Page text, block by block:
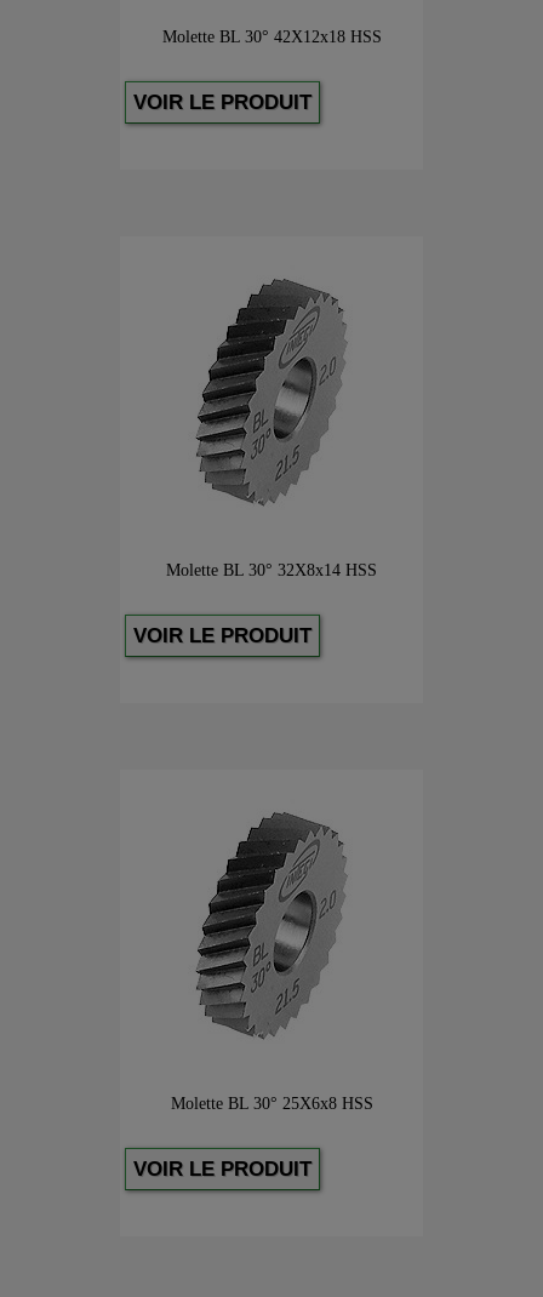
Molette BL 30° 42X12x18 HSS
VOIR LE PRODUIT
Molette BL 30° 32X8x14 HSS
VOIR LE PRODUIT
Molette BL 30° 25X6x8 HSS
VOIR LE PRODUIT